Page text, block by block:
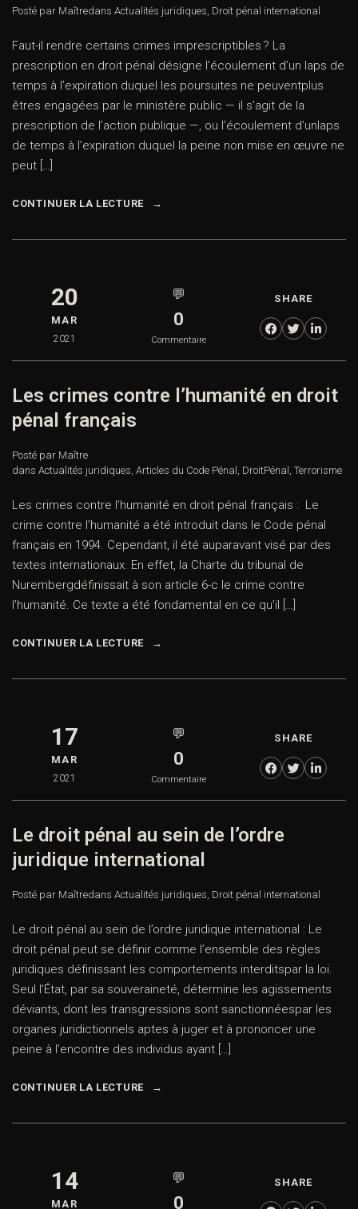
Posté par Maîtredans Actualités juridiques, Droit pénal international
Faut-il rendre certains crimes imprescriptibles ? La
prescription en droit pénal désigne l’écoulement d’un laps de
temps à l’expiration duquel les poursuites ne peuventplus
êtres engagées par le ministère public — il s’agit de la
prescription de l’action publique —, ou l’écoulement d’unlaps
de temps à l’expiration duquel la peine non mise en œuvre ne
peut […]
CONTINUER LA LECTURE
20
MAR
2021
💬
0
Commentaire
SHARE
Les crimes contre l’humanité en droit
pénal français
Posté par Maître
dans Actualités juridiques, Articles du Code Pénal , DroitPénal , Terrorisme
Les crimes contre l’humanité en droit pénal français : Le
crime contre l’humanité a été introduit dans le Code pénal
français en 1994. Cependant, il été auparavant visé par des
textes internationaux. En effet, la Charte du tribunal de
Nurembergdéfinissait à son article 6-c le crime contre
l’humanité. Ce texte a été fondamental en ce qu’il […]
CONTINUER LA LECTURE
17
MAR
2021
💬
0
Commentaire
SHARE
Le droit pénal au sein de l’ordre
juridique international
Posté par Maîtredans Actualités juridiques, Droit pénal international
Le droit pénal au sein de l’ordre juridique international : Le
droit pénal peut se définir comme l’ensemble des règles
juridiques définissant les comportements interditspar la loi.
Seul l’État, par sa souveraineté, détermine les agissements
déviants, dont les transgressions sont sanctionnéespar les
organes juridictionnels aptes à juger et à prononcer une
peine à l’encontre des individus ayant […]
CONTINUER LA LECTURE
14
MAR
💬
0
SHARE